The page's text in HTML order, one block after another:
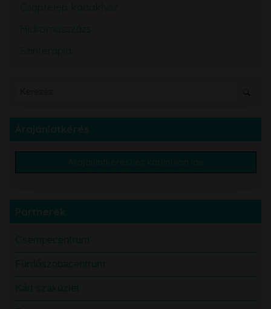
Csaptelep kádakhoz
Hidromasszázs
Színterápia
Árajánlatkérés
Árajánlatkéréshez kattintson ide
Partnerek
Csempecentrum
Fürdőszobacentrum
Kád szaküzlet